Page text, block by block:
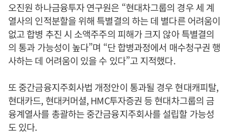
오진원 하나금융투자 연구원은 “현대차그룹의 경우 세 계
열사의 인적분할을 위해 특별결의 하는 데 별다른 어려움이
없고 합병 추진 시 소액주주의 피해가 크지 않아 특별결의
의 통과 가능성이 높다”며 “단 합병과정에서 매수청구권 행
사하는 데 어려움이 있을 수 있다”고 지적했다.
또 중간금융지주회사법 개정안이 통과될 경우 현대캐피탈,
현대카드, 현대커머셜, HMC투자증권 등 현대차그룹의 금
융계열사를 총괄하는 중간금융지주회사를 설립할 가능성
도 있다.